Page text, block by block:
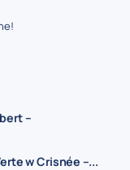
–
w Crisnée –...